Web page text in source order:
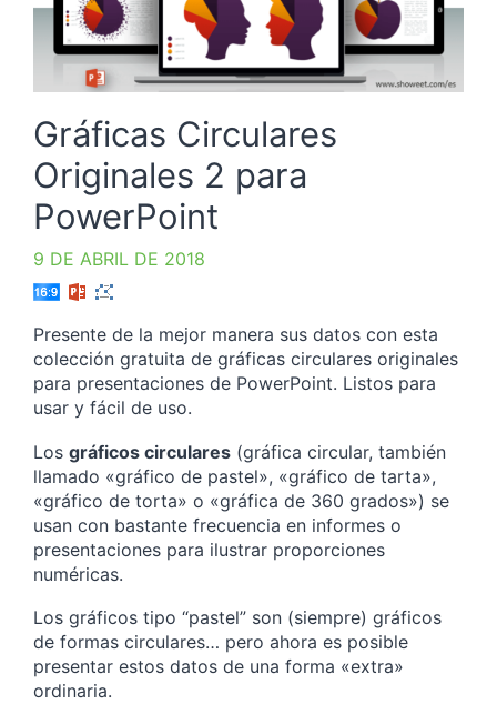
Gráficas Circulares
Originales 2 para
PowerPoint
9 DE ABRIL DE 2018
Presente de la mejor manera sus datos con esta
colección gratuita de gráficas circulares originales
para presentaciones de PowerPoint. Listos para
usar y fácil de uso.
Los gráficos circulares (gráfica circular, también
llamado «gráfico de pastel», «gráfico de tarta»,
«gráfico de torta» o «gráfica de 360 grados») se
usan con bastante frecuencia en informes o
presentaciones para ilustrar proporciones
numéricas.
Los gráficos tipo “pastel” son (siempre) gráficos
de formas circulares… pero ahora es posible
presentar estos datos de una forma «extra»
ordinaria.